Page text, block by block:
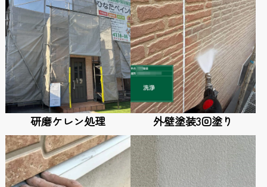
研磨ケレン処理 外壁塗装3回塗り